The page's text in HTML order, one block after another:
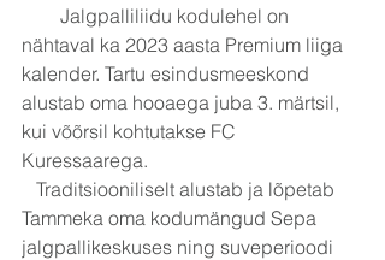
nähtaval ka 2023 aasta Premium liiga
kalender. Tartu esindusmeeskond
alustab oma hooaega juba 3. märtsil,
kui võõrsil kohtutakse FC
Kuressaarega.
Tammeka oma kodumängud Sepa
jalgpallikeskuses ning suveperioodi